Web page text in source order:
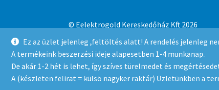
Ez az üzlet jelenleg ,feltöltés alatt! A rendelés jelenleg
A termékeink beszerzési ideje alapesetben 1-4 munkanap.
De akár 1-2 hét is lehet, így szíves türelmedet és
A (készleten felirat = külsö nagyker raktár) Üzletünkben a
© Eelektrogold Kereskedőház Kft 2026
Adatvédelmi irányelvek
Built with